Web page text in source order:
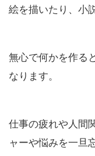
絵を描いたり、小
無心で何かを作る
なります。
仕事の疲れや人間
ャーや悩みを一旦